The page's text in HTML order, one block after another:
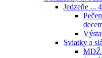
Jedzeňe ...
Sviatky a
MDŽ